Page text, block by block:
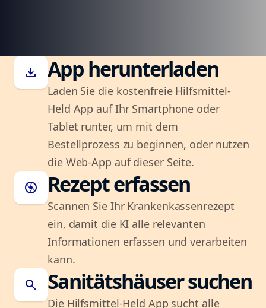
download App herunterladen
Laden Sie die kostenfreie Hilfsmittel-
Held App auf Ihr Smartphone oder
Tablet runter, um mit dem
Bestellprozess zu beginnen, oder nutzen
die Web-App auf dieser Seite.
camera Rezept erfassen
Scannen Sie Ihr Krankenkassenrezept
ein, damit die KI alle relevanten
Informationen erfassen und verarbeiten
kann.
search Sanitätshäuser suchen
Die Hilfsmittel-Held App sucht alle